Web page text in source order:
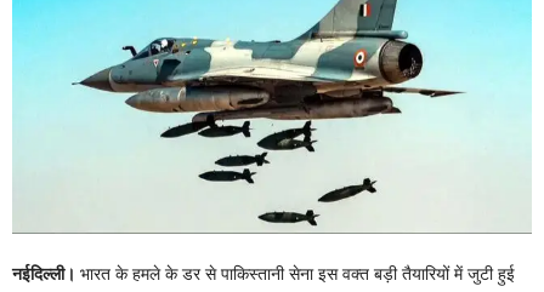
नईदिल्ली। भारत के हमले के डर से पाकिस्तानी सेना इस वक्त बड़ी तैयारियों में जुटी हुई